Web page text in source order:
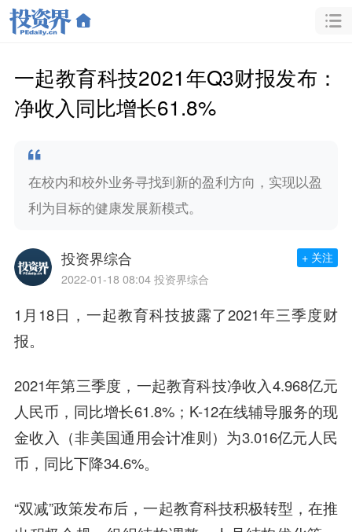
一起教育科技2021年Q3财报发布：
净收入同比增长61.8%
在校内和校外业务寻找到新的盈利方向，实现以盈
利为目标的健康发展新模式。
投资界综合
2022-01-18 08:04 投资界综合
+ 关注
1月18日，一起教育科技披露了2021年三季度财
报。
2021年第三季度，一起教育科技净收入4.968亿元
人民币，同比增长61.8%；K-12在线辅导服务的现
金收入（非美国通用会计准则）为3.016亿元人民
币，同比下降34.6%。
“双减”政策发布后，一起教育科技积极转型，在推